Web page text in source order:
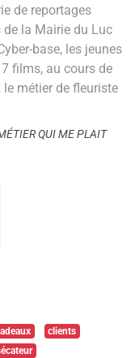
de reportages
la Mairie du Luc
base, les jeunes
films, au cours de
métier de fleuriste
QUI ME PLAIT
clients